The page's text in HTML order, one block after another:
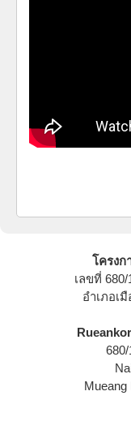
โครงก
เลขที่
อำเภอเ